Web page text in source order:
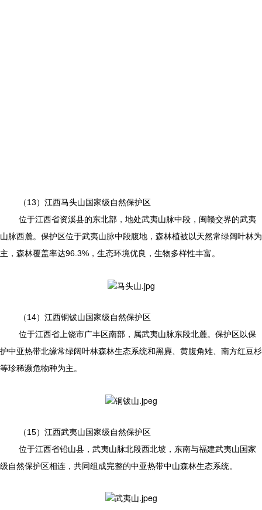
（13）江西马头山国家级自然保护区
位于江西省资溪县的东北部，地处武夷山脉中段，闽赣交界的武夷
山脉西麓。保护区位于武夷山脉中段腹地，森林植被以天然常绿阔叶林为
主，森林覆盖率达96.3%，生态环境优良，生物多样性丰富。
（14）江西铜钹山国家级自然保护区
位于江西省上饶市广丰区南部，属武夷山脉东段北麓。保护区以保
护中亚热带北缘常绿阔叶林森林生态系统和黑麂、黄腹角雉、南方红豆杉
等珍稀濒危物种为主。
（15）江西武夷山国家级自然保护区
位于江西省铅山县，武夷山脉北段西北坡，东南与福建武夷山国家
级自然保护区相连，共同组成完整的中亚热带中山森林生态系统。